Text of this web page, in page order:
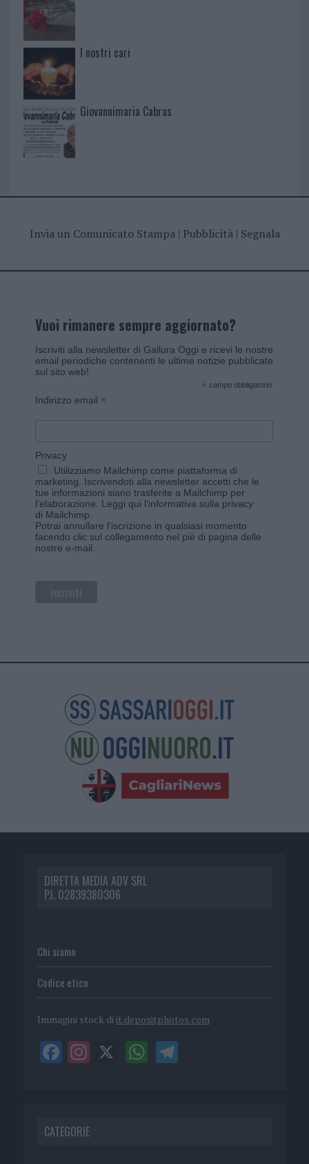
I nostri cari
Giovannimaria Cabras
Invia un Comunicato Stampa| Pubblicità| Segnala
Vuoi rimanere sempre aggiornato?
Iscriviti alla newsletter di Gallura Oggi e ricevi le nostre
email periodiche contenenti le ultime notizie pubblicate
sul sito web!
* campo obbligatorio
Indirizzo email *
Privacy
Utilizziamo Mailchimp come piattaforma di
marketing. Iscrivendoti alla newsletter accetti che le
tue informazioni siano trasferite a Mailchimp per
l'elaborazione. Leggi qui l'informativa sulla privacy
di Mailchimp
Potrai annullare l'iscrizione in qualsiasi momento
facendo clic sul collegamento nel piè di pagina delle
nostre e-mail.
DIRETTA MEDIA ADV SRL
P.I. 02839380306
Chi siamo
Codice etico
Immagini stock di it.depositphotos.com
CATEGORIE